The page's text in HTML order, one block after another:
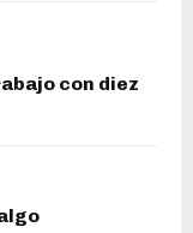
con diez